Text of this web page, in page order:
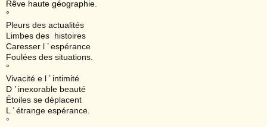
Rêve haute géographie.
°
Pleurs des actualités
Limbes des histoires
Caresser l ’ espérance
Foulées des situations.
°
Vivacité e l ’ intimité
D ’ inexorable beauté
Étoiles se déplacent
L ’ étrange espérance.
°